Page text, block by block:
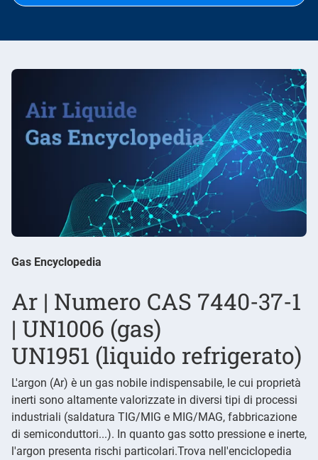
Gas Encyclopedia
Ar | Numero CAS 7440-37-1
| UN1006 (gas)
UN1951 (liquido refrigerato)
L'argon (Ar) è un gas nobile indispensabile, le cui proprietà
inerti sono altamente valorizzate in diversi tipi di processi
industriali (saldatura TIG/MIG e MIG/MAG, fabbricazione
di semiconduttori...). In quanto gas sotto pressione e inerte,
l'argon presenta rischi particolari.Trova nell'enciclopedia